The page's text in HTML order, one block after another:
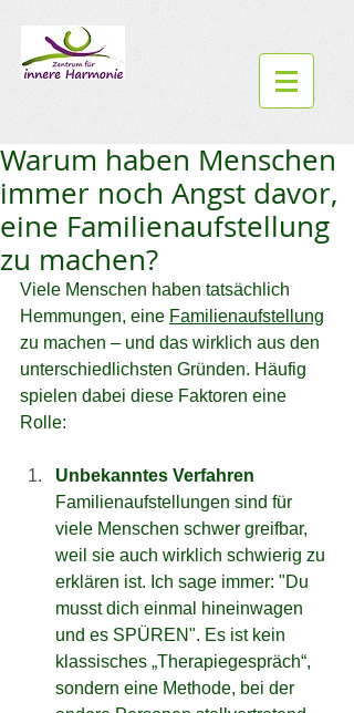
Warum haben Menschen
immer noch Angst davor,
eine Familienaufstellung
zu machen?
Viele Menschen haben tatsächlich
Hemmungen, eine Familienaufstellung
zu machen – und das wirklich aus den
unterschiedlichsten Gründen. Häufig
spielen dabei diese Faktoren eine
Rolle:
Unbekanntes Verfahren
Familienaufstellungen sind für
viele Menschen schwer greifbar,
weil sie auch wirklich schwierig zu
erklären ist. Ich sage immer: "Du
musst dich einmal hineinwagen
und es SPÜREN". Es ist kein
klassisches „Therapiegespräch“,
sondern eine Methode, bei der